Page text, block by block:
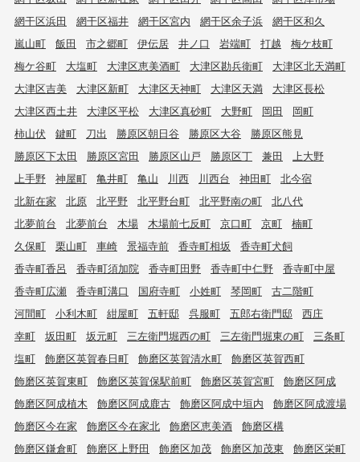
網干区浜田
網干区福井 網干区宮内 網干区余子浜
網干区和久
嵐山町
飯田 市之郷町 伊伝居 井ノ口 岩端町 打越
梅ケ枝町
梅ケ谷町
大塩町 大津区恵美酒町 大津区勘兵衛町
大津区北天満町
大津区吉美
大津区新町 大津区天神町 大津区天満
大津区長松
大津区西土井
大津区平松 大津区真砂町 大野町 岡田
岡町
柿山伏
鍵町 刀出 勝原区朝日谷 勝原区大谷
勝原区熊見
勝原区下太田
勝原区宮田 勝原区山戸 勝原区丁 兼田
上大野
上手野
神屋町 亀井町 亀山 川西 川西台 神田町
北今宿
北新在家
北原 北平野 北平野台町 北平野南の町
北八代
北夢前台
北夢前台 木場 木場前七反町 京口町 京町
楠町
久保町
栗山町 車崎 景福寺前 香寺町相坂
香寺町犬飼
香寺町香呂
香寺町須加院 香寺町田野 香寺町中仁野
香寺町中屋
香寺町広瀬
香寺町溝口 国府寺町 小姓町 琴岡町
古二階町
河間町
小利木町 紺屋町 五軒邸 呉服町 五郎右衛門邸
西庄
幸町
坂田町 坂元町 三左衛門堀西の町 三左衛門堀東の町
三条町
塩町
飾磨区英賀春日町 飾磨区英賀清水町
飾磨区英賀西町
飾磨区英賀東町
飾磨区英賀保駅前町 飾磨区英賀宮町
飾磨区阿成
飾磨区阿成植木
飾磨区阿成鹿古 飾磨区阿成中垣内
飾磨区阿成渡場
飾磨区今在家
飾磨区今在家北 飾磨区恵美酒
飾磨区構
飾磨区鎌倉町
飾磨区上野田 飾磨区加茂 飾磨区加茂東
飾磨区栄町